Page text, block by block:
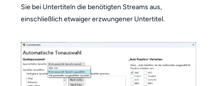
Sie bei Untertiteln die benötigten Streams aus,
einschließlich etwaiger erzwungener Untertitel.